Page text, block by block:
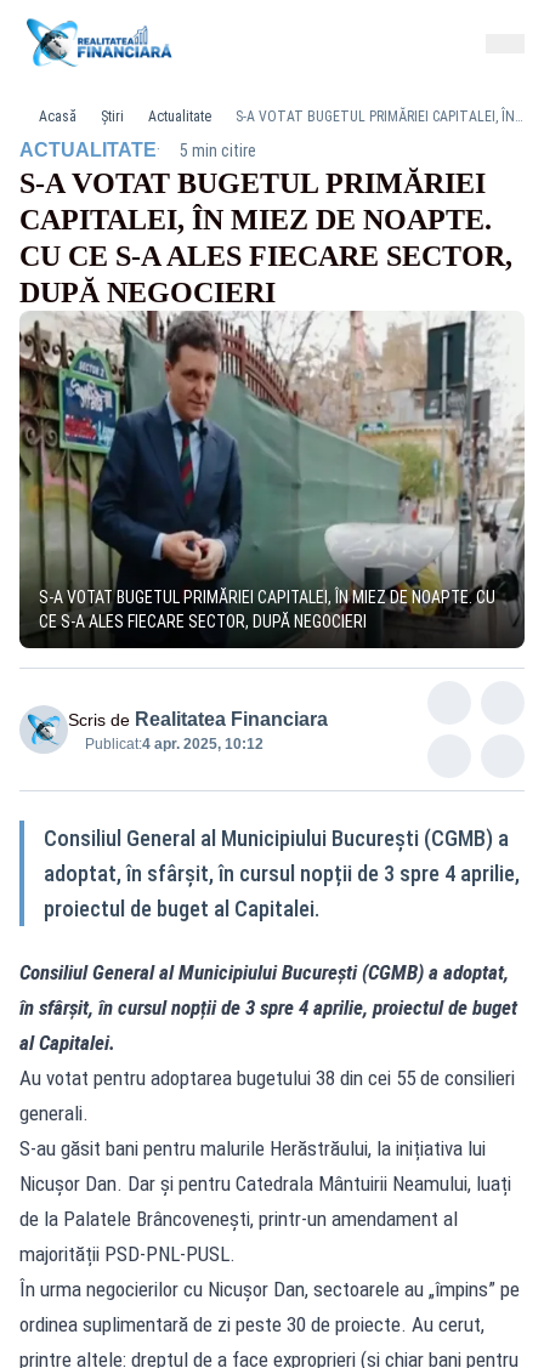
Acasă Știri Actualitate S-A VOTAT BUGETUL PRIMĂRIEI CAPITALEI, ÎN MIEZ DE NOAPTE. CU CE S-A ALES FIECARE SECTOR, DUPĂ NEGOCIERI
ACTUALITATE· 5 min citire
S-A VOTAT BUGETUL PRIMĂRIEI
CAPITALEI, ÎN MIEZ DE NOAPTE.
CU CE S-A ALES FIECARE SECTOR,
DUPĂ NEGOCIERI
S-A VOTAT BUGETUL PRIMĂRIEI CAPITALEI, ÎN MIEZ DE NOAPTE. CU
CE S-A ALES FIECARE SECTOR, DUPĂ NEGOCIERI
Scris de Realitatea Financiara
Publicat:4 apr. 2025, 10:12
Consiliul General al Municipiului București (CGMB) a
adoptat, în sfârșit, în cursul nopții de 3 spre 4 aprilie,
proiectul de buget al Capitalei.
Consiliul General al Municipiului București (CGMB) a adoptat,
în sfârșit, în cursul nopții de 3 spre 4 aprilie, proiectul de buget
al Capitalei.
Au votat pentru adoptarea bugetului 38 din cei 55 de consilieri
generali.
S-au găsit bani pentru malurile Herăstrăului, la inițiativa lui
Nicușor Dan. Dar și pentru Catedrala Mântuirii Neamului, luați
de la Palatele Brâncovenești, printr-un amendament al
majorității PSD-PNL-PUSL.
În urma negocierilor cu Nicușor Dan, sectoarele au „împins” pe
ordinea suplimentară de zi peste 30 de proiecte. Au cerut,
printre altele: dreptul de a face exproprieri (și chiar bani pentru